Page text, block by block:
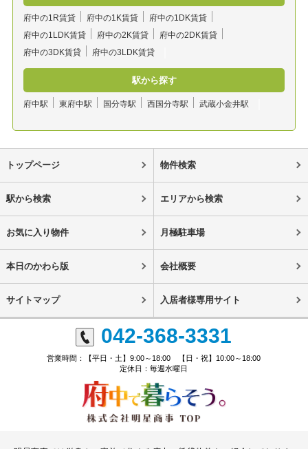
府中の1R賃貸 府中の1K賃貸
府中の1DK賃貸
府中の1LDK賃貸
府中の2K賃貸
府中の2DK賃貸
府中の3DK賃貸
府中の3LDK賃貸
駅から探す
府中駅 東府中駅 国分寺駅 西国分寺駅 武蔵小金井駅
トップページ 物件検索
駅から検索 エリアから検索
お気に入り物件 月極駐車場
本日のかわら版 会社概要
サイトマップ 入居者様専用サイト
042-368-3331
営業時間：【平日・土】9:00～18:00 【日・祝】10:00～18:00
定休日：毎週水曜日